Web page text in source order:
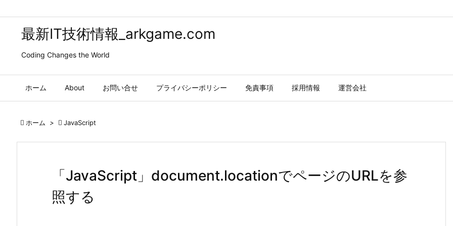
最新IT技術情報_arkgame.com
Coding Changes the World
ホーム About お問い合せ プライバシーポリシー 免責事項 採用情報 運営会社
 ホーム >  JavaScript
「JavaScript」document.locationでページのURLを参
照する